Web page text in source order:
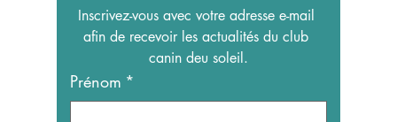
Newsletter
Inscrivez-vous avec votre adresse e-mail
afin de recevoir les actualités du club
Newsletter
Inscrivez-vous avec votre adresse e-mail
afin de recevoir les actualités du club